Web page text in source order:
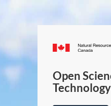
Open